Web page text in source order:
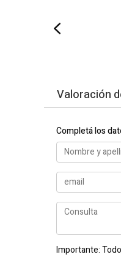
Valoración
Completá los
Importante: